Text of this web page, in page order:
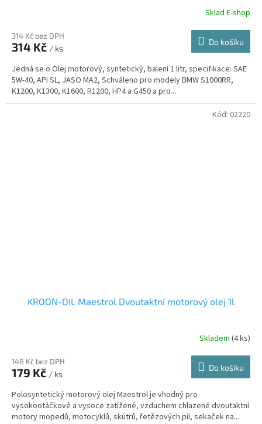
Sklad E-shop
314 Kč bez DPH
314 Kč / ks
Do košíku
Jedná se o Olej motorový, syntetický, balení 1 litr, specifikace: SAE
5W-40, API SL, JASO MA2, Schváleno pro modely BMW S1000RR,
K1200, K1300, K1600, R1200, HP4 a G450 a pro...
KROON-OIL Maestrol Dvoutaktní motorový olej 1l
Skladem (4 ks)
148 Kč bez DPH
179 Kč / ks
Do košíku
Polosyntetický motorový olej Maestrol je vhodný pro
vysokootáčkové a vysoce zatížené, vzduchem chlazené dvoutaktní
motory mopedů, motocyklů, skútrů, řetězových pil, sekaček na...
Kód: 02220